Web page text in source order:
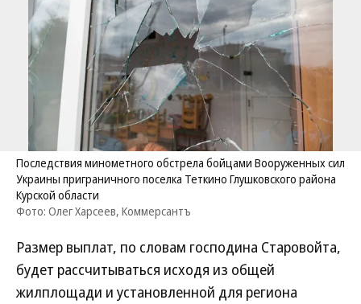
Последствия минометного обстрела бойцами Вооруженных сил
Украины приграничного поселка Теткино Глушковского района
Курской области
Фото: Олег Харсеев, Коммерсантъ
Размер выплат, по словам господина Старовойта,
будет рассчитываться исходя из общей
жилплощади и установленной для региона